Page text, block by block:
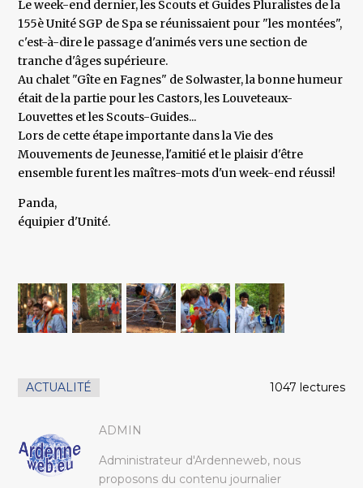
Le week-end dernier, les Scouts et Guides Pluralistes de la
155è Unité SGP de Spa se réunissaient pour "les montées",
c'est-à-dire le passage d'animés vers une section de
tranche d'âges supérieure.
Au chalet "Gîte en Fagnes" de Solwaster, la bonne humeur
était de la partie pour les Castors, les Louveteaux-
Louvettes et les Scouts-Guides...
Lors de cette étape importante dans la Vie des
Mouvements de Jeunesse, l'amitié et le plaisir d'être
ensemble furent les maîtres-mots d'un week-end réussi!
Panda,
équipier d'Unité.
ACTUALITÉ 1047 lectures
ADMIN
Administrateur d'Ardenneweb, nous
proposons du contenu journalier